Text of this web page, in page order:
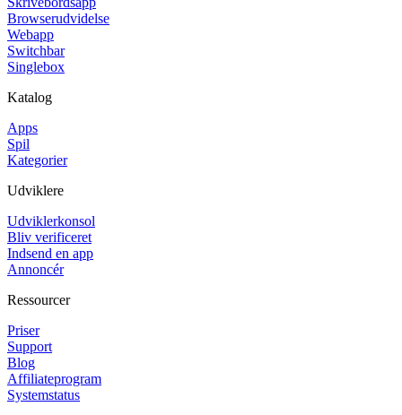
Browserudvidelse
Webapp
Switchbar
Singlebox
Katalog
Apps
Spil
Kategorier
Udviklere
Udviklerkonsol
Bliv verificeret
Indsend en app
Annoncér
Ressourcer
Priser
Support
Blog
Affiliateprogram
Systemstatus